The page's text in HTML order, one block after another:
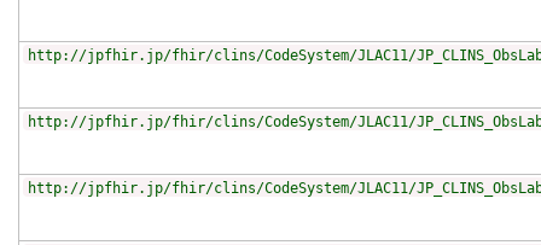
http://jpfhir.jp/fhir/clins/CodeSystem/JLAC11/
http://jpfhir.jp/fhir/clins/CodeSystem/JLAC11/
http://jpfhir.jp/fhir/clins/CodeSystem/JLAC11/